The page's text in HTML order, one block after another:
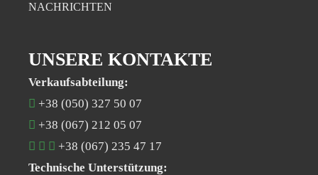
NACHRICHTEN
UNSERE KONTAKTE
Verkaufsabteilung:
+38 (050) 327 50 07
+38 (067) 212 05 07
+38 (067) 235 47 17
Technische Unterstützung: